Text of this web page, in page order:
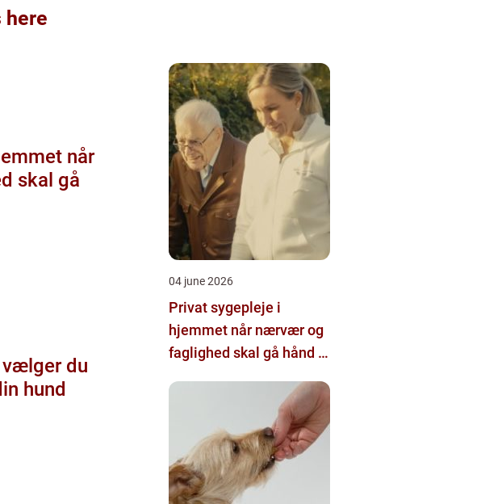
here
når
skal gå
vælger du
hund
04 june 2026
Privat sygepleje i
hjemmet når nærvær og
faglighed skal gå hånd i